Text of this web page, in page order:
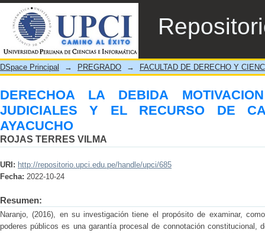
DERECHOA LA DEBIDA MOTIVACION
CASACION N° 291-2019- AYACUCHO
DSpace Principal → PREGRADO → FACULTAD DE DERECHO Y
DERECHOA LA DEBIDA
JUDICIALES Y EL RECURSO DE
AYACUCHO
ROJAS TERRES VILMA
URI: http://repositorio.upci.edu.pe/handle/upci/685
Fecha: 2022-10-24
Resumen:
Naranjo, (2016), en su investigación tiene el propósito de examinar,
poderes públicos es una garantía procesal de connotación constitucional,